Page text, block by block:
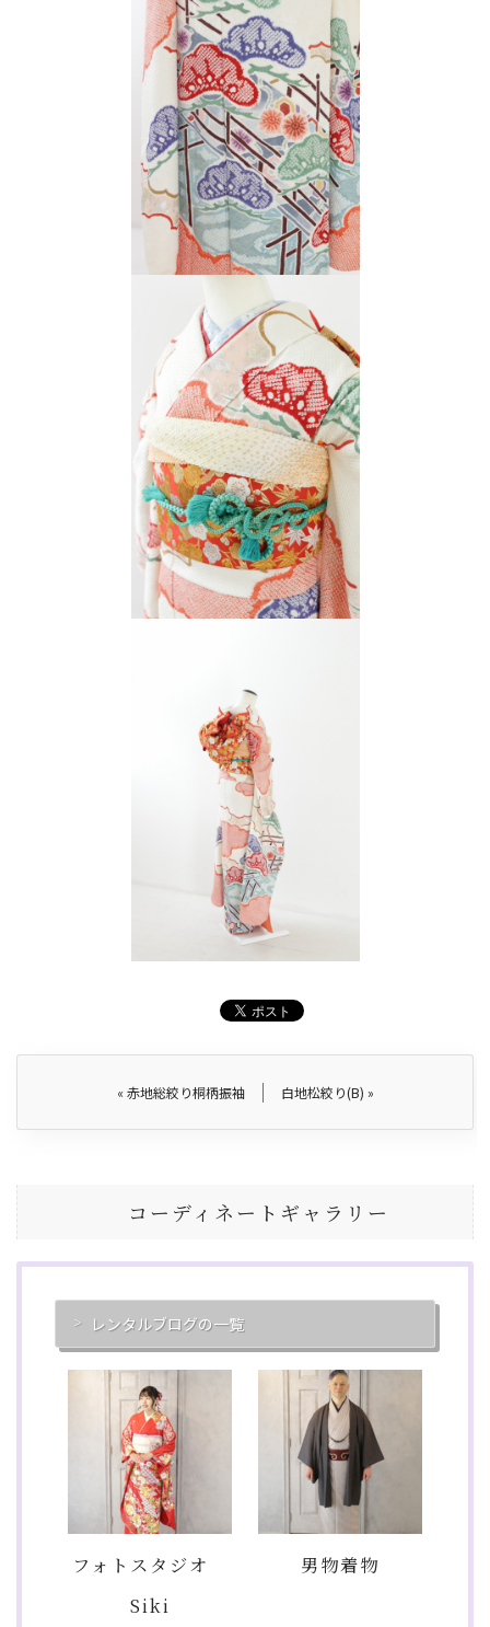
« 赤地総絞り桐柄振袖 白地松絞り(B) »
コーディネートギャラリー
レンタルブログの一覧
フォトスタジオ
Siki
男物着物